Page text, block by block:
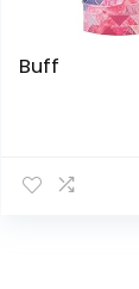
Buff